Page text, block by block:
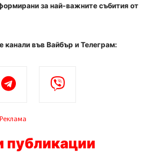
за най-важните събития от
канали във Вайбър и Телеграм:
Реклама
публикации